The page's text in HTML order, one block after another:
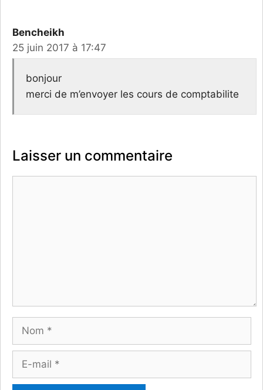
Bencheikh
25 juin 2017 à 17:47
bonjour
merci de m’envoyer les cours de comptabilite
Laisser un commentaire
Nom